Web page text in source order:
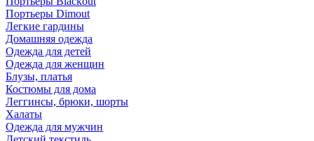
Портьеры Dimout
Легкие гардины
Домашняя одежда
Одежда для детей
Одежда для женщин
Блузы, платья
Костюмы для дома
Леггинсы, брюки, шорты
Халаты
Одежда для мужчин